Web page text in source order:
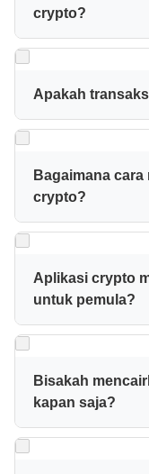
whitelist OJK dan
bukan alat
crypto?
Modal minimal
Rp5.000,
Rp10.000-
Apakah
Ya. Berdasarkan
(0,1%). Pajak ini
oleh platform saat
terdaftar resmi.
Bagaimana
crypto?
Kunjungi website
nama aplikasi, dan
tersebut. Bisa juga
verifikasi.
Aplikasi crypto
untuk pemula?
Untuk pemula,
sederhana dan
juga menyediakan
memahami dasar-
Bisakah
kapan saja?
Ya, platform crypto